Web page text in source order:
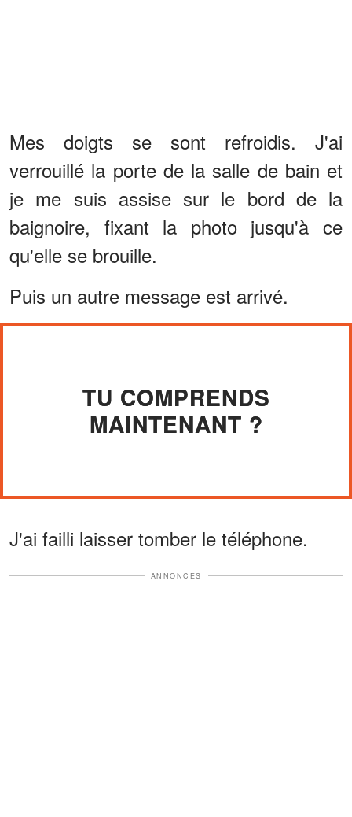
Mes doigts se sont refroidis. J'ai
verrouillé la porte de la salle de bain et
je me suis assise sur le bord de la
baignoire, fixant la photo jusqu'à ce
qu'elle se brouille.
Puis un autre message est arrivé.
TU COMPRENDS
MAINTENANT ?
J'ai failli laisser tomber le téléphone.
ANNONCES